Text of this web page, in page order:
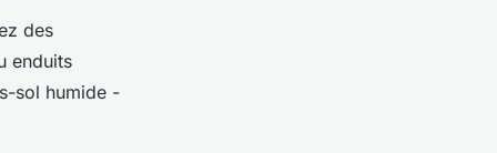
des
enduits
sol humide -